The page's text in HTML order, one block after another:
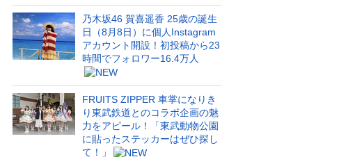
乃木坂46 賀喜遥香 25歳の誕生
日（8月8日）に個人Instagram
アカウント開設！初投稿から23
時間でフォロワー16.4万人
FRUITS ZIPPER 車掌になりき
り東武鉄道とのコラボ企画の魅
力をアピール！「東武動物公園
に貼ったステッカーはぜひ探し
て！」